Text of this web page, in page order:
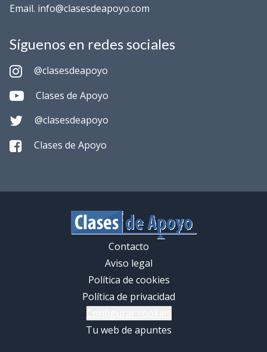
Email. info@clasesdeapoyo.com
Síguenos en redes sociales
@clasesdeapoyo
Clases de Apoyo
@clasesdeapoyo
Clases de Apoyo
Contacto
Aviso legal
Política de cookies
Política de privacidad
Tu web de apuntes